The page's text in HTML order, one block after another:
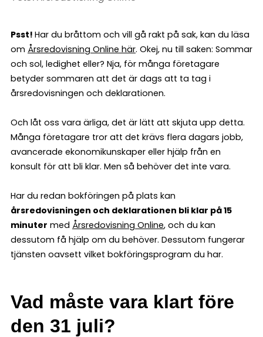
Psst! Har du bråttom och vill gå rakt på sak, kan du läsa
om Årsredovisning Online här. Okej, nu till saken: Sommar
och sol, ledighet eller? Nja, för många företagare
betyder sommaren att det är dags att ta tag i
årsredovisningen och deklarationen.
Och låt oss vara ärliga, det är lätt att skjuta upp detta.
Många företagare tror att det krävs flera dagars jobb,
avancerade ekonomikunskaper eller hjälp från en
konsult för att bli klar. Men så behöver det inte vara.
Har du redan bokföringen på plats kan
årsredovisningen och deklarationen bli klar på 15
minuter med Årsredovisning Online, och du kan
dessutom få hjälp om du behöver. Dessutom fungerar
tjänsten oavsett vilket bokföringsprogram du har.
Vad måste vara klart före
den 31 juli?